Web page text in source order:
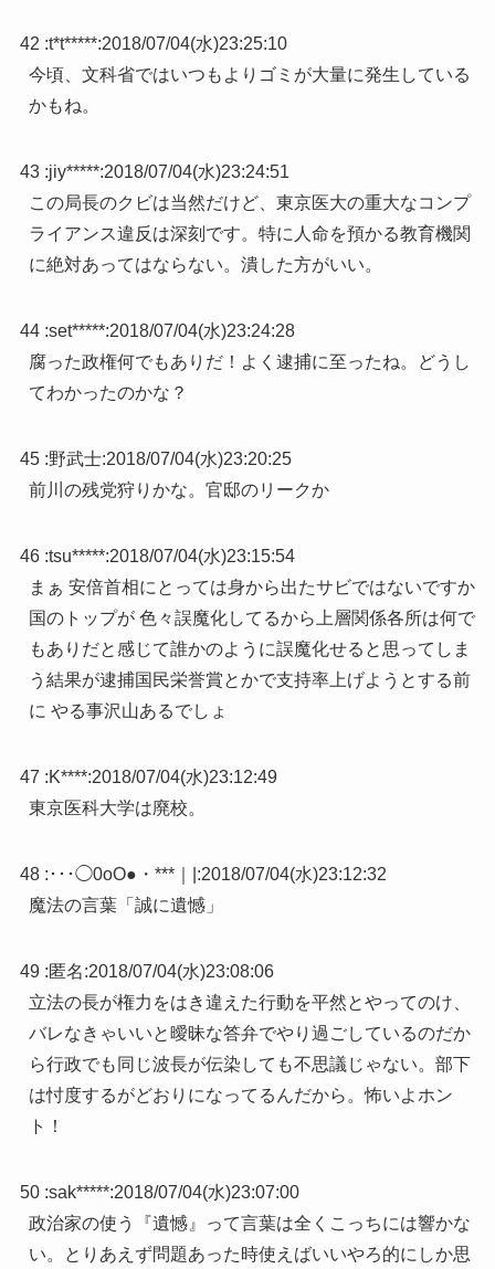
42 :t*t*****:2018/07/04(水)23:25:10
今頃、文科省ではいつもよりゴミが大量に発生している
かもね。
43 :jiy*****:2018/07/04(水)23:24:51
この局長のクビは当然だけど、東京医大の重大なコンプ
ライアンス違反は深刻です。特に人命を預かる教育機関
に絶対あってはならない。潰した方がいい。
44 :set*****:2018/07/04(水)23:24:28
腐った政権何でもありだ！よく逮捕に至ったね。どうし
てわかったのかな？
45 :野武士:2018/07/04(水)23:20:25
前川の残党狩りかな。官邸のリークか
46 :tsu*****:2018/07/04(水)23:15:54
まぁ 安倍首相にとっては身から出たサビではないですか
国のトップが 色々誤魔化してるから上層関係各所は何で
もありだと感じて誰かのように誤魔化せると思ってしま
う結果が逮捕国民栄誉賞とかで支持率上げようとする前
に やる事沢山あるでしょ
47 :K****:2018/07/04(水)23:12:49
東京医科大学は廃校。
48 : ･･･◯0oO●・***｜| :2018/07/04(水)23:12:32
魔法の言葉「誠に遺憾」
49 :匿名:2018/07/04(水)23:08:06
立法の長が権力をはき違えた行動を平然とやってのけ、
バレなきゃいいと曖昧な答弁でやり過ごしているのだか
ら行政でも同じ波長が伝染しても不思議じゃない。部下
は忖度するがどおりになってるんだから。怖いよホン
ト！
50 :sak*****:2018/07/04(水)23:07:00
政治家の使う『遺憾』って言葉は全くこっちには響かな
い。とりあえず問題あった時使えばいいやろ的にしか思